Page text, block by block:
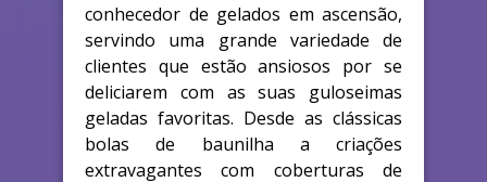
conhecedor de gelados em ascensão,
servindo uma grande variedade de
clientes que estão ansiosos por se
deliciarem com as suas guloseimas
geladas favoritas. Desde as clássicas
bolas de baunilha a criações
extravagantes com coberturas de